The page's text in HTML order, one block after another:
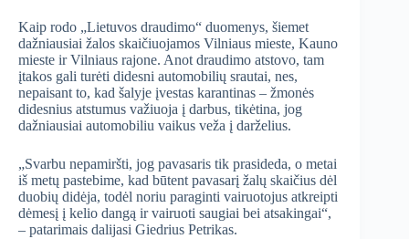
Kaip rodo „Lietuvos draudimo“ duomenys, šiemet
dažniausiai žalos skaičiuojamos Vilniaus mieste, Kauno
mieste ir Vilniaus rajone. Anot draudimo atstovo, tam
įtakos gali turėti didesni automobilių srautai, nes,
nepaisant to, kad šalyje įvestas karantinas – žmonės
didesnius atstumus važiuoja į darbus, tikėtina, jog
dažniausiai automobiliu vaikus veža į darželius.
„Svarbu nepamiršti, jog pavasaris tik prasideda, o metai
iš metų pastebime, kad būtent pavasarį žalų skaičius dėl
duobių didėja, todėl noriu paraginti vairuotojus atkreipti
dėmesį į kelio dangą ir vairuoti saugiai bei atsakingai“,
– patarimais dalijasi Giedrius Petrikas.